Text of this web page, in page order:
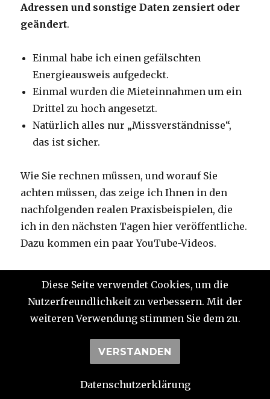
Adressen und sonstige Daten zensiert oder
geändert.
Einmal habe ich einen gefälschten
Energieausweis aufgedeckt.
Einmal wurden die Mieteinnahmen um ein
Drittel zu hoch angesetzt.
Natürlich alles nur „Missverständnisse“,
das ist sicher.
Wie Sie rechnen müssen, und worauf Sie
achten müssen, das zeige ich Ihnen in den
nachfolgenden realen Praxisbeispielen, die
ich in den nächsten Tagen hier veröffentliche.
Dazu kommen ein paar YouTube-Videos.
Beispiel 1: Cashflow-Berechnung: Wie Sie aus
Beispiel 1, Fortsetzung: Ein „Missverständnis“
Diese Seite verwendet Cookies, um die
Nutzerfreundlichkeit zu verbessern. Mit der
weiteren Verwendung stimmen Sie dem zu.
VERSTANDEN
Datenschutzerklärung